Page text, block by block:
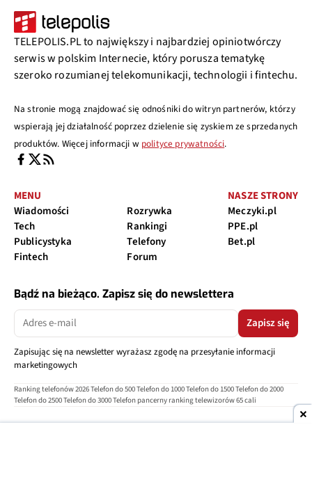
TELEPOLIS.PL to największy i najbardziej opiniotwórczy
serwis w polskim Internecie, który porusza tematykę
szeroko rozumianej telekomunikacji, technologii i fintechu.
Na stronie mogą znajdować się odnośniki do witryn partnerów, którzy
wspierają jej działalność poprzez dzielenie się zyskiem ze sprzedanych
produktów. Więcej informacji w polityce prywatności.
MENU
Wiadomości
Tech
Publicystyka
Fintech
Rozrywka
Rankingi
Telefony
Forum
NASZE STRONY
Meczyki.pl
PPE.pl
Bet.pl
Bądź na bieżąco. Zapisz się do newslettera
Zapisz się
Zapisując się na newsletter wyrażasz zgodę na przesyłanie informacji
marketingowych
Ranking telefonów 2026Telefon do 500Telefon do 1000Telefon do 1500Telefon do 2000
Telefon do 2500Telefon do 3000Telefon pancerny ranking telewizorów 65 cali